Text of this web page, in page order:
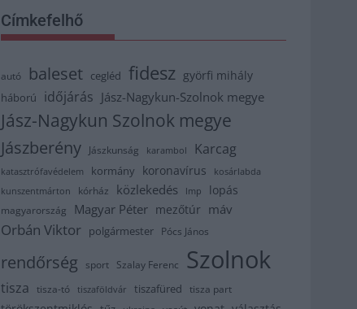
Címkefelhő
autó baleset cegléd fidesz györfi mihály
háború időjárás Jász-Nagykun-Szolnok megye
Jász-Nagykun Szolnok megye
Jászberény Jászkunság karambol Karcag
katasztrófavédelem kormány koronavírus
kosárlabda
kunszentmárton
kórház közlekedés lmp lopás
magyarország Magyar Péter mezőtúr máv
Orbán Viktor polgármester Pócs János
rendőrség sport Szalay Ferenc Szolnok
tisza tisza-tó tiszaföldvár tiszafüred tisza part